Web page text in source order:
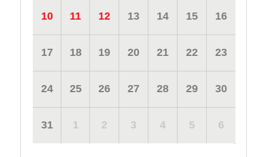
10 11 12 13 14 15 16
17 18 19 20 21 22 23
24 25 26 27 28 29 30
31 1 2 3 4 5 6